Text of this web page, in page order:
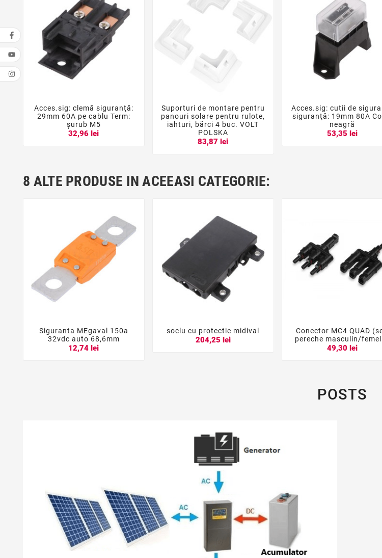
  
Acces.sig: clemă siguranţă:
29mm 60A pe cablu Term:
şurub M5
32,96 lei
  
Suporturi de montare pentru
panouri solare pentru rulote,
iahturi, bărci 4 buc. VOLT
POLSKA
83,87 lei
  
Acces.sig: cutii de
siguranţă: 19mm 80A
neagră
53,35 lei
8 ALTE PRODUSE IN ACEEASI CATEGORIE:
  
Siguranta MEgaval 150a
32vdc auto 68,6mm
12,74 lei

soclu cu protectie midival
204,25 lei   
Conector MC4 QUAD
pereche masculin/
49,30 lei
POSTS